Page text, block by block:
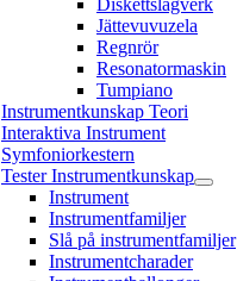
Diskettslagverk
Jättevuvuzela
Regnrör
Resonatormaskin
Tumpiano
Instrumentkunskap Teori
Interaktiva Instrument
Symfoniorkestern
Tester Instrumentkunskap
Instrument
Instrumentfamiljer
Slå på instrumentfamiljer
Instrumentcharader